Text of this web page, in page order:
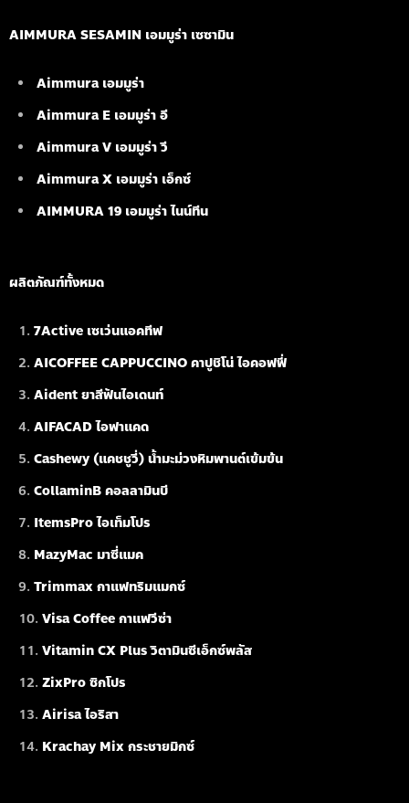
AIMMURA SESAMIN เอมมูร่า เซซามิน
Aimmura เอมมูร่า
Aimmura E เอมมูร่า อี
Aimmura V เอมมูร่า วี
Aimmura X เอมมูร่า เอ็กซ์
AIMMURA 19 เอมมูร่า ไนน์ทีน
ผลิตภัณฑ์ทั้งหมด
7Active เซเว่นแอคทีฟ
AICOFFEE CAPPUCCINO คาปูชิโน่ ไอคอฟฟี่
Aident ยาสีฟันไอเดนท์
AIFACAD ไอฟาแคด
Cashewy (แคชชูวี่) น้ำมะม่วงหิมพานต์เข้มข้น
CollaminB คอลลามินบี
ItemsPro ไอเท็มโปร
MazyMac มาซี่แมค
Trimmax กาแฟทริมแมกซ์
Visa Coffee กาแฟวีซ่า
Vitamin CX Plus วิตามินซีเอ็กซ์พลัส
ZixPro ซิกโปร
Airisa ไอริสา
Krachay Mix กระชายมิกซ์